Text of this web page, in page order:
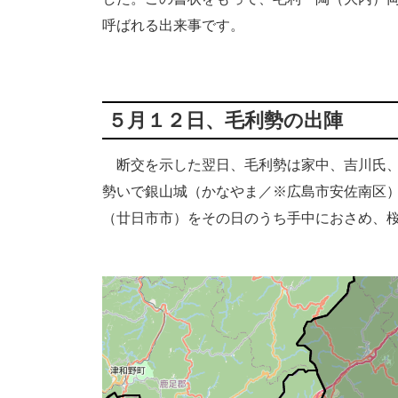
呼ばれる出来事です。
５月１２日、毛利勢の出陣
断交を示した翌日、毛利勢は家中、吉川氏
勢いで銀山城（かなやま／※広島市安佐南区
（廿日市市）をその日のうち手中におさめ、